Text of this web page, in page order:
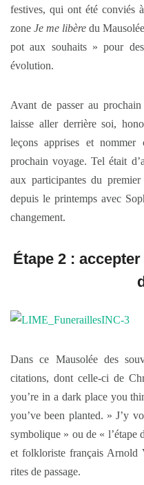
festives, qui ont été conviés
zone Je me libère du
pot aux souhaits » pour
évolution.
Avant de passer au
laisse aller derrière soi,
leçons apprises et nommer
prochain voyage. Tel était
aux participantes du premier
depuis le printemps avec
changement.
Étape 2 :
Dans ce Mausolée des
citations, dont celle-ci de
you’re in a dark place you
you’ve been planted. » J’y
symbolique » ou de « l’étape
et folkloriste français Arnold
rites de passage.